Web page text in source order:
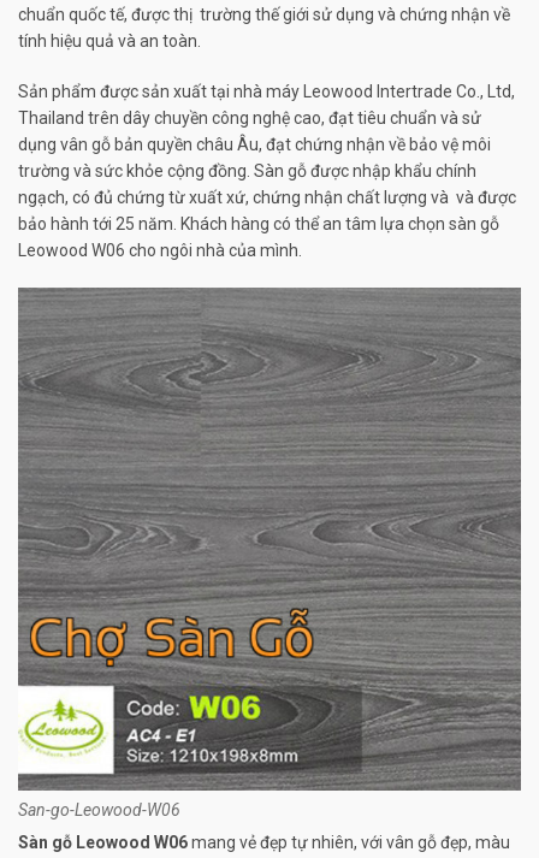
chuẩn quốc tế, được thị trường thế giới sử dụng và chứng nhận về
tính hiệu quả và an toàn.
Sản phẩm được sản xuất tại nhà máy Leowood Intertrade Co., Ltd,
Thailand trên dây chuyền công nghệ cao, đạt tiêu chuẩn và sử
dụng vân gỗ bản quyền châu Âu, đạt chứng nhận về bảo vệ môi
trường và sức khỏe cộng đồng. Sàn gỗ được nhập khẩu chính
ngạch, có đủ chứng từ xuất xứ, chứng nhận chất lượng và và được
bảo hành tới 25 năm. Khách hàng có thể an tâm lựa chọn sàn gỗ
Leowood W06 cho ngôi nhà của mình.
San-go-Leowood-W06
Sàn gỗ Leowood W06mang vẻ đẹp tự nhiên, với vân gỗ đẹp, màu